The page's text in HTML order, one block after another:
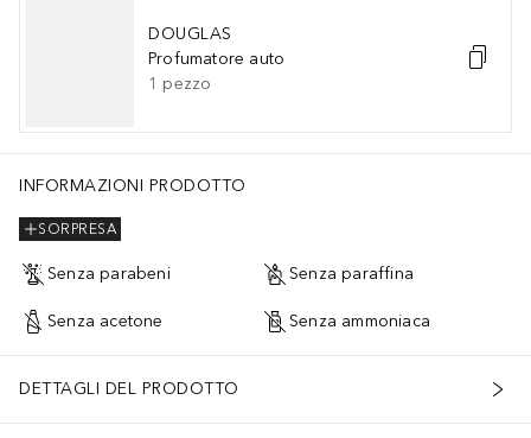
DOUGLAS
Profumatore auto
1 pezzo
INFORMAZIONI PRODOTTO
SORPRESA
Senza parabeni Senza paraffina
Senza acetone Senza ammoniaca
DETTAGLI DEL PRODOTTO